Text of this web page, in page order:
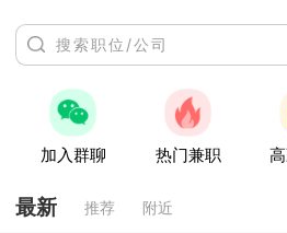
加入群聊 热门兼职
最新 推荐 附近